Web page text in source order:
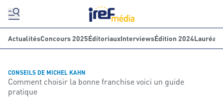
ActualitésConcours 2025ÉditoriauxInterviewsÉdition 2024
CONSEILS DE MICHEL KAHN
Comment choisir la bonne franchise voici un guide
pratique